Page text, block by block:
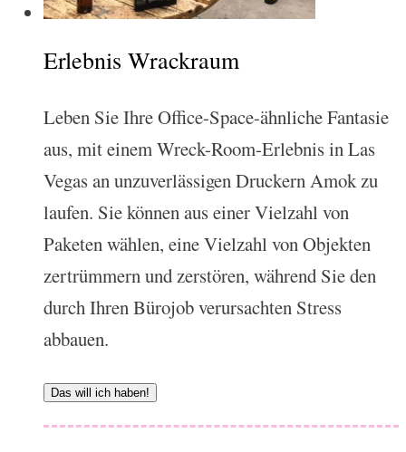
Erlebnis Wrackraum
Leben Sie Ihre Office-Space-ähnliche Fantasie
aus, mit einem Wreck-Room-Erlebnis in Las
Vegas an unzuverlässigen Druckern Amok zu
laufen. Sie können aus einer Vielzahl von
Paketen wählen, eine Vielzahl von Objekten
zertrümmern und zerstören, während Sie den
durch Ihren Bürojob verursachten Stress
abbauen.
Das will ich haben!